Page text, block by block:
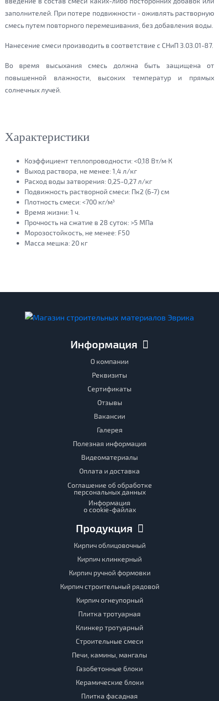
заполнителей. При потере подвижности - оживлять растворную
смесь путем повторного перемешивания, без добавления воды.
Нанесение смеси производить в соответствие с СНиП 3.03.01-87.
Во время высыхания смесь должна быть защищена от
повышенной влажности, высоких температур и прямых
солнечных лучей.
Характеристики
Коэффициент теплопроводности:<0,18 Вт/м∙К
Выход раствора, не менее:1,4 л/кг
Расход воды затворения: 0,25-0,27 л/кг
Подвижность растворной смеси: Пк2 (6-7) см
Плотность смеси:<700 кг/м³
Время жизни:1 ч.
Прочность на сжатие в 28 суток: >5 МПа
Морозостойкость, не менее: F50
Масса мешка: 20 кг
Информация
О компании
Реквизиты
Сертификаты
Отзывы
Вакансии
Галерея
Полезная информация
Видеоматериалы
Оплата и доставка
Соглашение об обработке
персональных данных
Информация
о cookie-файлах
Продукция
Кирпич облицовочный
Кирпич клинкерный
Кирпич ручной формовки
Кирпич строительный рядовой
Кирпич огнеупорный
Плитка тротуарная
Клинкер тротуарный
Строительные смеси
Печи, камины, мангалы
Газобетонные блоки
Керамические блоки
Плитка фасадная